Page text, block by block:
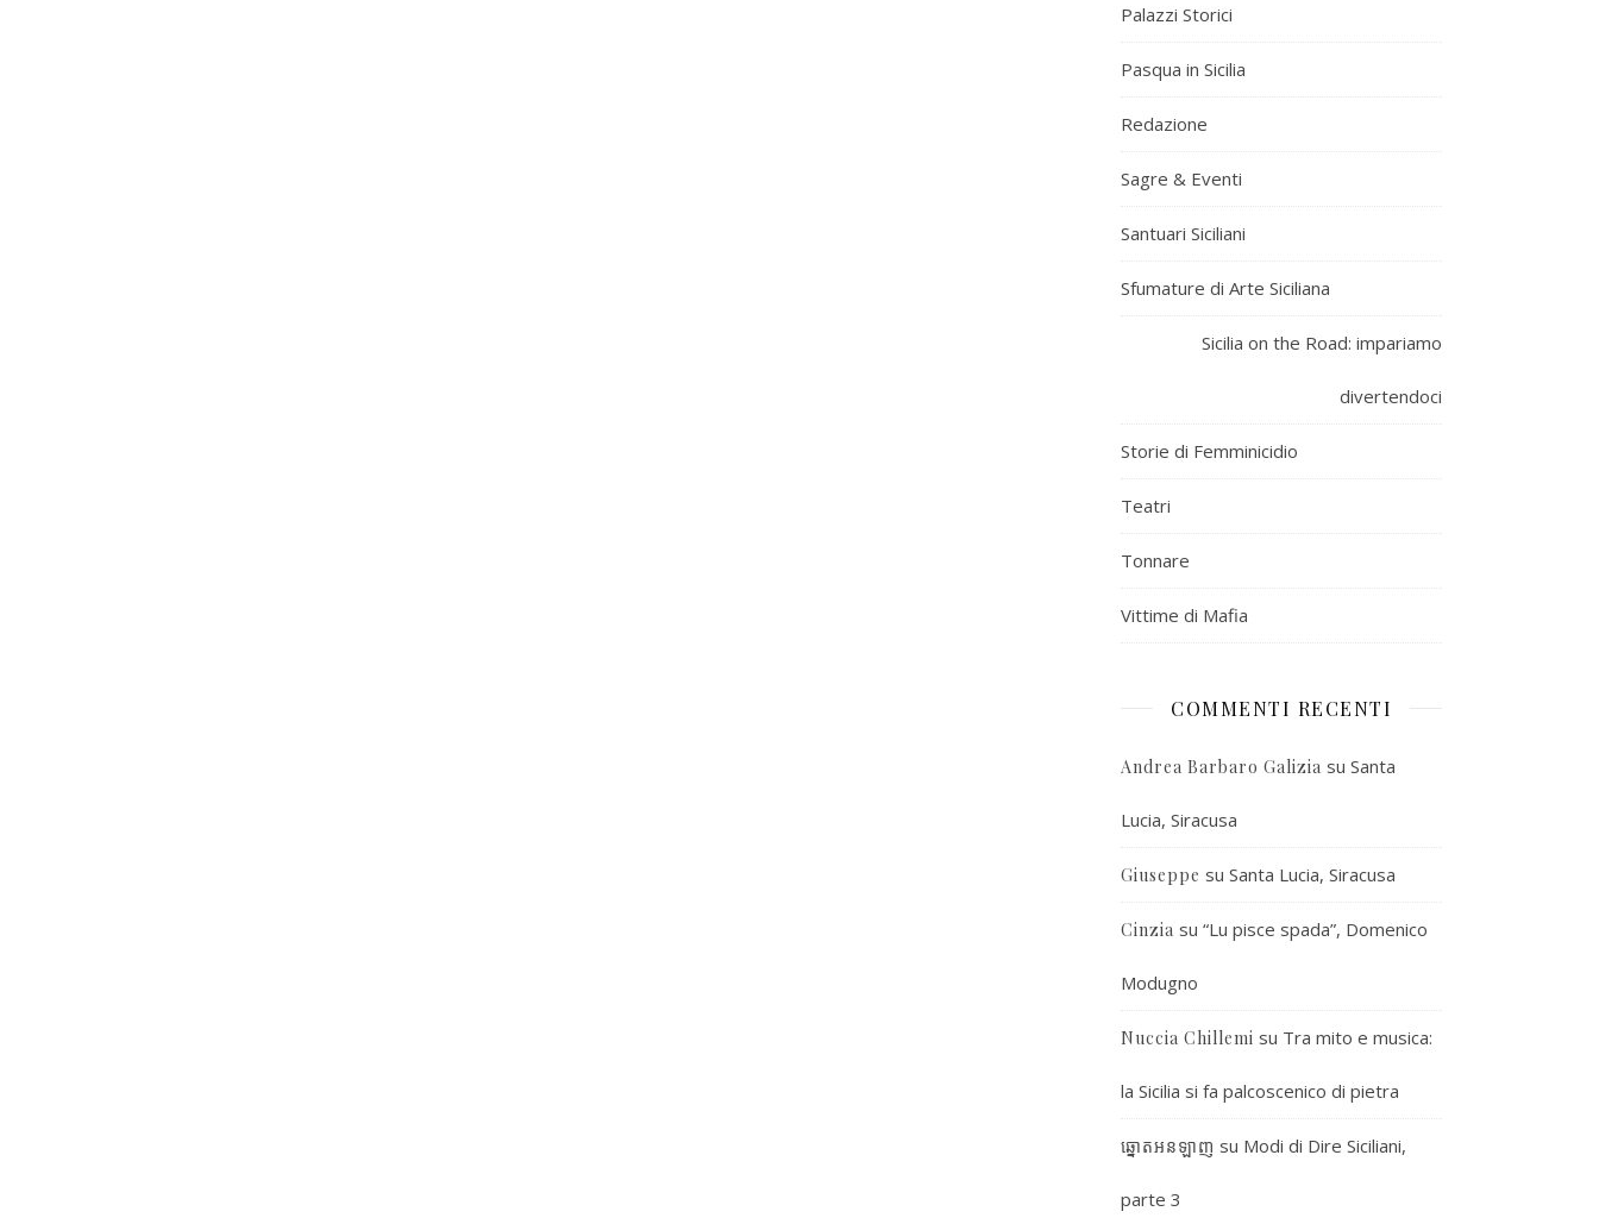
Palazzi Storici
Pasqua in Sicilia
Redazione
Sagre & Eventi
Santuari Siciliani
Sfumature di Arte Siciliana
Sicilia on the Road: impariamo
divertendoci
Storie di Femminicidio
Teatri
Tonnare
Vittime di Mafia
COMMENTI RECENTI
Andrea Barbaro Galizia su Santa
Lucia, Siracusa
Giuseppe su Santa Lucia, Siracusa
Cinzia su “Lu pisce spada”, Domenico
Modugno
Nuccia Chillemi su Tra mito e musica:
la Sicilia si fa palcoscenico di pietra
ឆ្នោតអនឡាញ su Modi di Dire Siciliani,
parte 3